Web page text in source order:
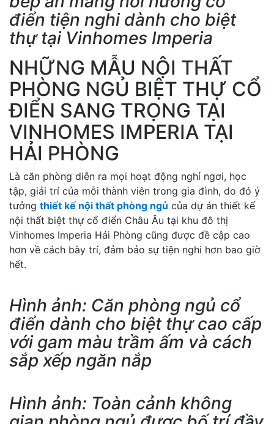
điển tiện nghi dành cho biệt
thự tại Vinhomes Imperia
NHỮNG MẪU NỘI THẤT
PHÒNG NGỦ BIỆT THỰ CỔ
ĐIỂN SANG TRỌNG TẠI
VINHOMES IMPERIA TẠI
HẢI PHÒNG
Là căn phòng diễn ra mọi hoạt động nghỉ ngơi, học
tập, giải trí của mỗi thành viên trong gia đình, do đó ý
tưởng thiết kế nội thất phòng ngủ của dự án thiết kế
nội thất biệt thự cổ điển Châu Âu tại khu đô thị
Vinhomes Imperia Hải Phòng cũng được đề cập cao
hơn về cách bày trí, đảm bảo sự tiện nghi hơn bao giờ
hết.
Hình ảnh: Căn phòng ngủ cổ
điển dành cho biệt thự cao cấp
với gam màu trầm ấm và cách
sắp xếp ngăn nắp
Hình ảnh: Toàn cảnh không